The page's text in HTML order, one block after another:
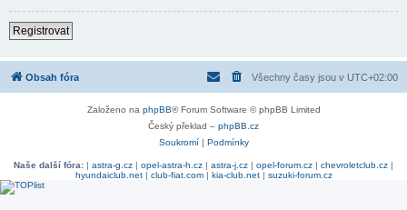
Registrovat
Obsah fóra Všechny časy jsou v UTC+02:00
Založeno na phpBB® Forum Software © phpBB Limited
Český překlad – phpBB.cz
Soukromí| Podmínky
Naše další fóra: | astra-g.cz | opel-astra-h.cz | astra-j.cz | opel-forum.cz | chevroletclub.cz |
hyundaiclub.net| club-fiat.com| kia-club.net| suzuki-forum.cz